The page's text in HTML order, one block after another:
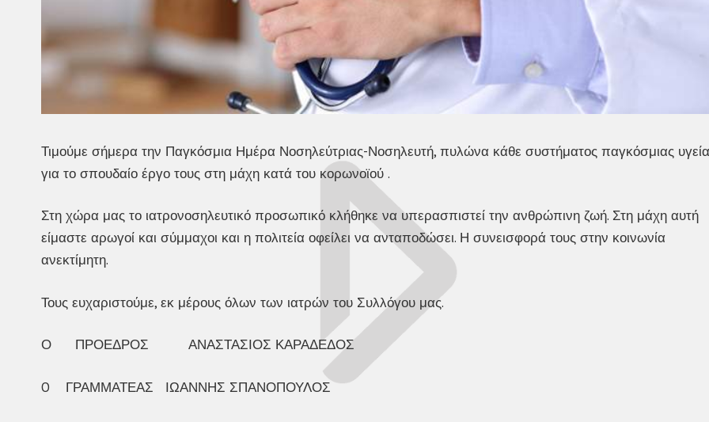
Τιμούμε σήμερα την Παγκόσμια Ημέρα Νοσηλεύτριας-Νοσηλευτή, πυλώνα κάθε συστήματος παγκόσμιας
για το σπουδαίο έργο τους στη μάχη κατά του κορωνοϊού .
Στη χώρα μας το ιατρονοσηλευτικό προσωπικό κλήθηκε να υπερασπιστεί την ανθρώπινη ζωή. Στη μάχη αυτή
είμαστε αρωγοί και σύμμαχοι και η πολιτεία οφείλει να ανταποδώσει. Η συνεισφορά τους στην κοινωνία
ανεκτίμητη.
Τους ευχαριστούμε, εκ μέρους όλων των ιατρών του Συλλόγου μας.
Ο ΠΡΟΕΔΡΟΣ ΑΝΑΣΤΑΣΙΟΣ ΚΑΡΑΔΕΔΟΣ
O ΓΡΑΜΜΑΤΕΑΣ ΙΩΑΝΝΗΣ ΣΠΑΝΟΠΟΥΛΟΣ